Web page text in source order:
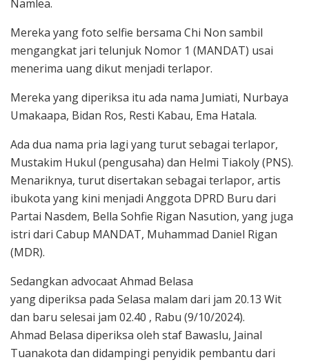
Namlea.
Mereka yang foto selfie bersama Chi Non sambil
mengangkat jari telunjuk Nomor 1 (MANDAT) usai
menerima uang dikut menjadi terlapor.
Mereka yang diperiksa itu ada nama Jumiati, Nurbaya
Umakaapa, Bidan Ros, Resti Kabau, Ema Hatala.
Ada dua nama pria lagi yang turut sebagai terlapor,
Mustakim Hukul (pengusaha) dan Helmi Tiakoly (PNS).
Menariknya, turut disertakan sebagai terlapor, artis
ibukota yang kini menjadi Anggota DPRD Buru dari
Partai Nasdem, Bella Sohfie Rigan Nasution, yang juga
istri dari Cabup MANDAT, Muhammad Daniel Rigan
(MDR).
Sedangkan advocaat Ahmad Belasa
yang diperiksa pada Selasa malam dari jam 20.13 Wit
dan baru selesai jam 02.40 , Rabu (9/10/2024).
Ahmad Belasa diperiksa oleh staf Bawaslu, Jainal
Tuanakota dan didampingi penyidik pembantu dari